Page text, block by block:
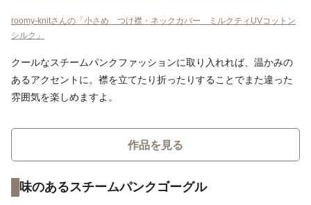
roomy-knitさんの「小さめ つけ襟・ネックカバー ミルクティUVコットン
シルク」
クールなスチームパンクファッションに取り入れれば、温かみの
あるアクセントに。襟を立てたり折ったりすることでまた違った
雰囲気を楽しめますよ。
作品を見る
味のあるスチームパンクゴーグル